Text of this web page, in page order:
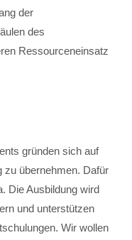
der
des
Ressourceneinsatz
gründen sich auf
zu übernehmen. Dafür
Die Ausbildung wird
und unterstützen
Wir wollen